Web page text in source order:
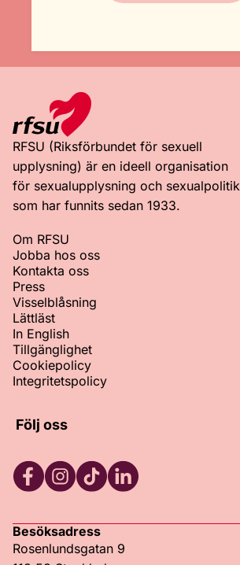
RFSU (Riksförbundet för sexuell
upplysning) är en ideell organisation
för sexualupplysning och sexualpolitik
som har funnits sedan 1933.
Om RFSU
Jobba hos oss
Kontakta oss
Press
Visselblåsning
Lättläst
In English
Tillgänglighet
Cookiepolicy
Integritetspolicy
Följ oss
Besöksadress
Rosenlundsgatan 9